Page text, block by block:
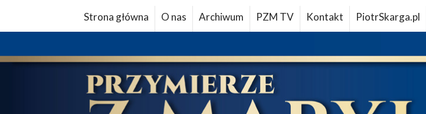
Strona główna O nas Archiwum PZM TV Kontakt PiotrSkarga.pl